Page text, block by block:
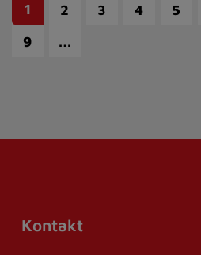
1 2 3 4 5
9
…
Kontakt